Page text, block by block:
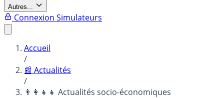
Autres...
Connexion Simulateurs
Accueil
/
📰 Actualités
/
👨‍👩‍👧‍👧 Actualités socio-économiques